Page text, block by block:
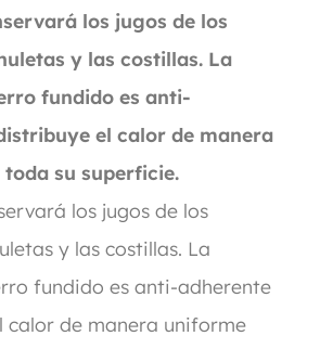
los jugos de los
y las costillas. La
fundido es anti-
el calor de manera
su superficie.
los jugos de los
y las costillas. La
fundido es anti-adherente
calor de manera uniforme